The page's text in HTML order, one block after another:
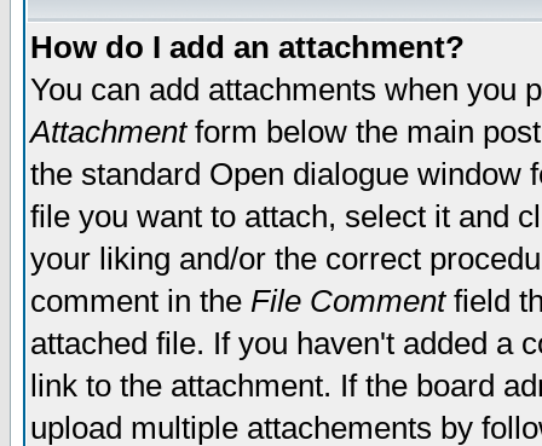
How do I add an attachment?
You can add attachments when you
Attachmentform below the main
the standard Open dialogue window
file you want to attach, select it and
your liking and/or the correct
comment in the File Commentfield
attached file. If you haven't added a
link to the attachment. If the board
upload multiple attachements by